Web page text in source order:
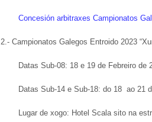
Concesión arbitraxes Campionatos
2.- Campionatos Galegos Entroido 2023
Datas Sub-08: 18 e 19 de Febreiro de
Datas Sub-14 e Sub-18: do 18 ao 21
Lugar de xogo: Hotel Scala sito na